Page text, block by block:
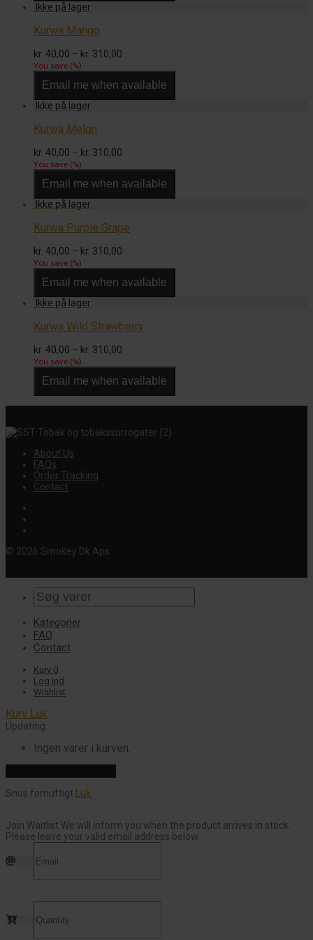
Kurwa Mango
kr. 40,00 – kr. 310,00
kr. 310,00
You save (%)
Email me when available
Kurwa Melon
kr. 40,00 – kr. 310,00
kr. 310,00
You save (%)
Email me when available
Kurwa Purple Grape
kr. 40,00 – kr. 310,00
kr. 310,00
You save (%)
Email me when available
Kurwa Wild Strawberry
kr. 40,00 – kr. 310,00
kr. 310,00
You save (%)
Email me when available
About Us
FAQs
Order Tracking
Contact
© 2026 Smokey Dk Aps
Kategorier
FAQ
Contact
Kurv 0
Log ind
Wishlist
Kurv Luk
Updating…
Ingen varer i kurven.
Snus fornuftigt Luk
Join Waitlist We will inform you when the product arrives in stock.
Please leave your valid email address below.